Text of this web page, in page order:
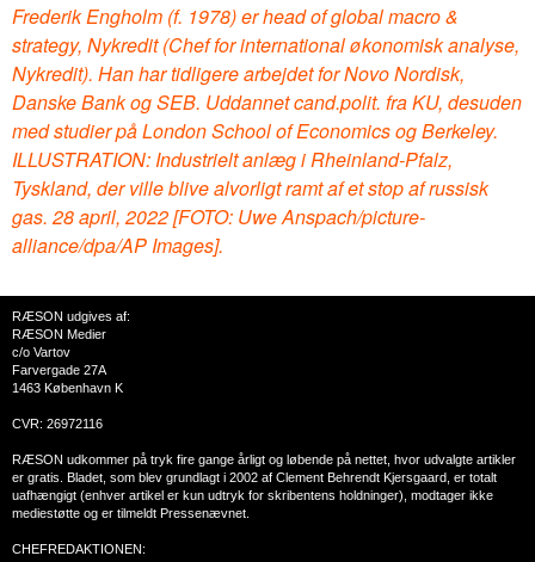
Frederik Engholm (f. 1978) er head of global macro &
strategy, Nykredit (Chef for international økonomisk analyse,
Nykredit). Han har tidligere arbejdet for Novo Nordisk,
Danske Bank og SEB. Uddannet cand.polit. fra KU, desuden
med studier på London School of Economics og Berkeley.
ILLUSTRATION: Industrielt anlæg i Rheinland-Pfalz,
Tyskland, der ville blive alvorligt ramt af et stop af russisk
gas. 28 april, 2022 [FOTO: Uwe Anspach/picture-
alliance/dpa/AP Images].
RÆSON udgives af:
RÆSON Medier
c/o Vartov
Farvergade 27A
1463 København K
CVR: 26972116
RÆSON udkommer på tryk fire gange årligt og løbende på nettet, hvor udvalgte artikler
er gratis. Bladet, som blev grundlagt i 2002 af Clement Behrendt Kjersgaard, er totalt
uafhængigt (enhver artikel er kun udtryk for skribentens holdninger), modtager ikke
mediestøtte og er tilmeldt Pressenævnet.
CHEFREDAKTIONEN: